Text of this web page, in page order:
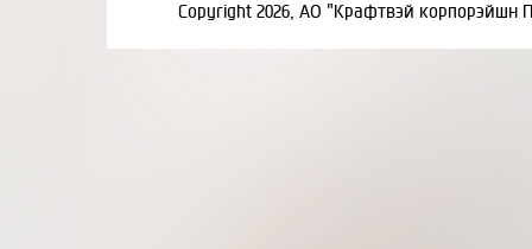
Copyright 2026, АО "Крафтвэй корпорэйшн